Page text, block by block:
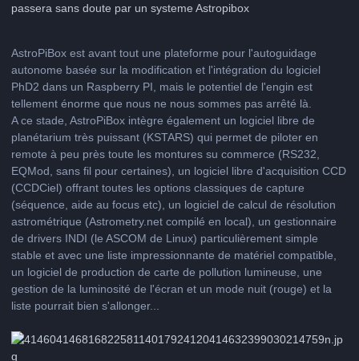
passera sans doute par un systeme Astropibox
AstroPiBox est avant tout une plateforme pour l'autoguidage
autonome basée sur la modification et l'intégration du logiciel
PhD2 dans un Raspberry PI, mais le potentiel de l'engin est
tellement énorme que nous ne nous sommes pas arrêté là.
A ce stade, AstroPiBox intègre également un logiciel libre de
planétarium très puissant (KSTARS) qui permet de piloter en
remote à peu près toute les montures su commerce (RS232,
EQMod, sans fil pour certaines), un logiciel libre d'acquisition CCD
(CCDCiel) offrant toutes les options classiques de capture
(séquence, aide au focus etc), un logiciel de calcul de résolution
astrométrique (Astrometry.net compilé en local), un gestionnaire
de drivers INDI (le ASCOM de Linux) particulièrement simple
stable et avec une liste impressionnante de matériel compatible,
un logiciel de production de carte de pollution lumineuse, une
gestion de la luminosité de l'écran et un mode nuit (rouge) et la
liste pourrait bien s'allonger...